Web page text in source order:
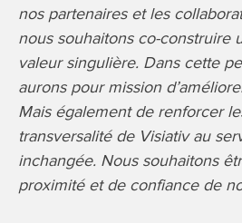
nos partenaires et les
nous souhaitons co-construire
valeur singulière. Dans cette
aurons pour mission
Mais également de renforcer
transversalité de Visiativ au
inchangée. Nous souhaitons
proximité et de confiance de